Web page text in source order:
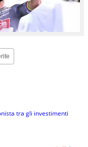
tra gli investimenti